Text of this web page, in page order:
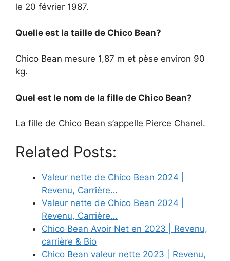
le 20 février 1987.
Quelle est la taille de Chico Bean?
Chico Bean mesure 1,87 m et pèse environ 90
kg.
Quel est le nom de la fille de Chico Bean?
La fille de Chico Bean s’appelle Pierce Chanel.
Related Posts:
Valeur nette de Chico Bean 2024 |
Revenu, Carrière…
Valeur nette de Chico Bean 2024 |
Revenu, Carrière…
Chico Bean Avoir Net en 2023 | Revenu,
carrière & Bio
Chico Bean valeur nette 2023 | Revenu,